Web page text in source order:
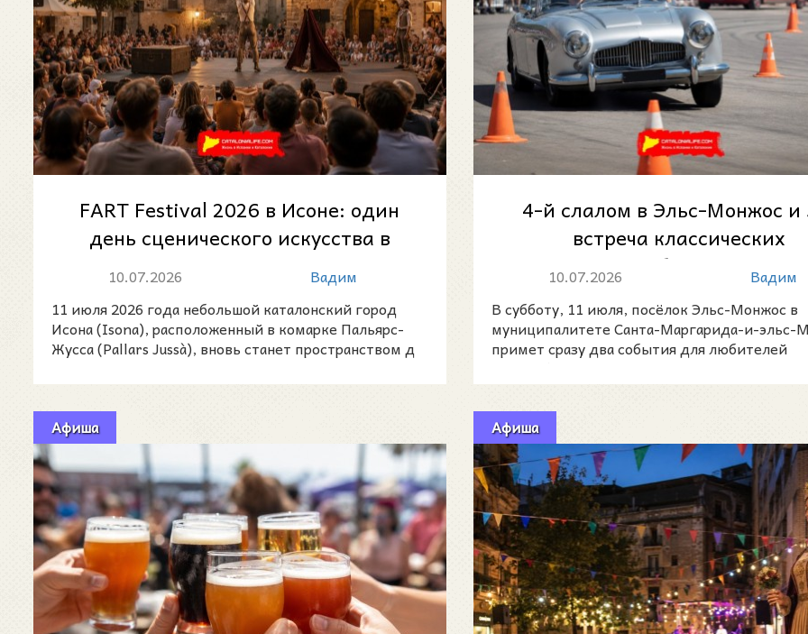
FART Festival 2026 в Исоне: один
день сценического искусства в
сердце Пальярс-Жусса
10.07.2026
Вадим
11 июля 2026 года небольшой каталонский город
Исона (Isona), расположенный в комарке Пальярс-
Жусса (Pallars Jussà), вновь станет пространством д
4-й слалом в Эльс-Монжос и
встреча классических
автомобилей 2026
10.07.2026
Вадим
В субботу, 11 июля, посёлок Эльс-Монжос в
муниципалитете Санта-Маргарида-и-эльс-
примет сразу два события для любителей
Афиша Афиша